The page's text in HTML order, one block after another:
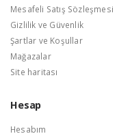
Mesafeli Satış Sözleşmesi
Gizlilik ve Güvenlik
Şartlar ve Koşullar
Mağazalar
Site haritası
Hesap
Hesabım